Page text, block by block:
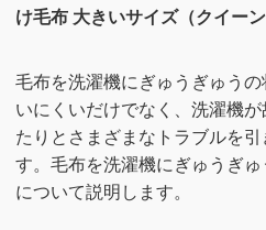
け毛布 大きいサイズ（クイーン
毛布を洗濯機にぎゅうぎゅう
いにくいだけでなく、洗濯機
たりとさまざまなトラブルを
す。毛布を洗濯機にぎゅうぎ
について説明します。